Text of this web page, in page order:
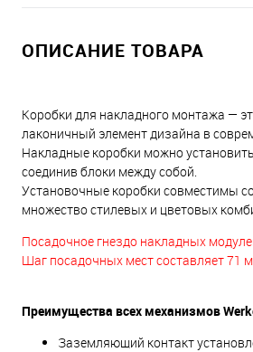
ОПИСАНИЕ ТОВАРА
Коробки для накладного монтажа —
лаконичный элемент дизайна в
Накладные коробки можно
соединив блоки между собой.
Установочные коробки совместимы
множество стилевых и цветовых
Посадочное гнездо накладных
Шаг посадочных мест составляет 71
Преимущества всех механизмов
Заземляющий контакт